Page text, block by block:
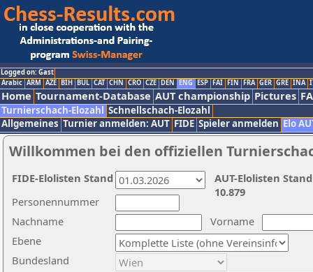
Logged on: Gast
Arabic ARM AZE BIH BUL CAT CHN CRO CZE DEN ENG ESP FAI FIN FRA GER GRE INA
Home Tournament-Database AUT championship Pictures
Turnierschach-Elozahl Schnellschach-Elozahl
Allgemeines Turnier anmelden: AUT FIDE Spieler anmelden Elo
Willkommen bei den offiziellen
Nachname
Vorname
Ebene
Personennummer
Bundesland
AUT-Elolisten
10.879
FIDE-Elolisten Stand